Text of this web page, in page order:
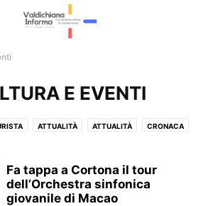
E EVENTI
ATTUALITÀ ATTUALITÀ CRONACA
ITALIA E ESTERI L'EDITORIALE
E VIABILITÀ METEO E VIABILITÀ
Fa tappa a Cortona il tour
dell’Orchestra sinfonica
giovanile di Macao